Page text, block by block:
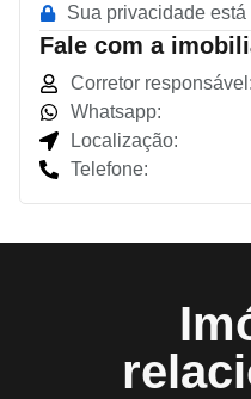
Sua privacidade está
Fale com a
Corretor
Whatsapp:
Localização:
Telefone: